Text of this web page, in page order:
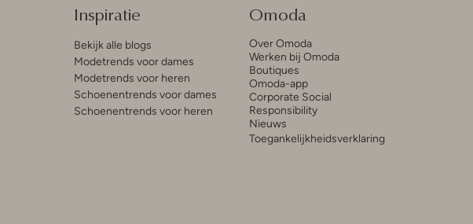
Inspiratie
Bekijk alle blogs
Modetrends voor dames
Modetrends voor heren
Schoenentrends voor dames
Schoenentrends voor heren
Omoda
Over Omoda
Werken bij Omoda
Boutiques
Omoda-app
Corporate Social
Responsibility
Nieuws
Toegankelijkheidsverklaring